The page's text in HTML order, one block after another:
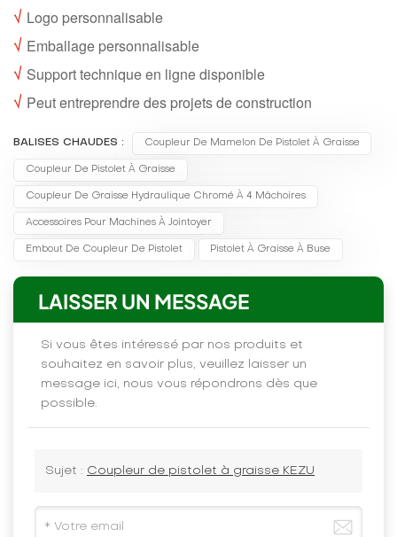
√ Logo personnalisable
√ Emballage personnalisable
√ Support technique en ligne disponible
√ Peut entreprendre des projets de construction
BALISES CHAUDES : Coupleur De Mamelon De Pistolet À Graisse
Coupleur De Pistolet À Graisse
Coupleur De Graisse Hydraulique Chromé À 4 Mâchoires
Accessoires Pour Machines À Jointoyer
Embout De Coupleur De Pistolet Pistolet À Graisse À Buse
LAISSER UN MESSAGE
Si vous êtes intéressé par nos produits et
souhaitez en savoir plus, veuillez laisser un
message ici, nous vous répondrons dès que
possible.
Sujet : Coupleur de pistolet à graisse KEZU